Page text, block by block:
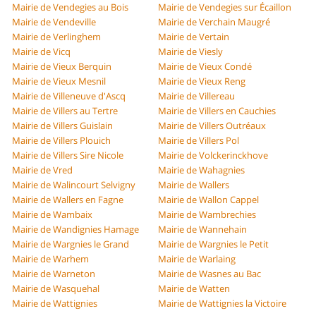
Mairie de Vendegies au Bois
Mairie de Vendegies sur Écaillon
Mairie de Vendeville
Mairie de Verchain Maugré
Mairie de Verlinghem
Mairie de Vertain
Mairie de Vicq
Mairie de Viesly
Mairie de Vieux Berquin
Mairie de Vieux Condé
Mairie de Vieux Mesnil
Mairie de Vieux Reng
Mairie de Villeneuve d'Ascq
Mairie de Villereau
Mairie de Villers au Tertre
Mairie de Villers en Cauchies
Mairie de Villers Guislain
Mairie de Villers Outréaux
Mairie de Villers Plouich
Mairie de Villers Pol
Mairie de Villers Sire Nicole
Mairie de Volckerinckhove
Mairie de Vred
Mairie de Wahagnies
Mairie de Walincourt Selvigny
Mairie de Wallers
Mairie de Wallers en Fagne
Mairie de Wallon Cappel
Mairie de Wambaix
Mairie de Wambrechies
Mairie de Wandignies Hamage
Mairie de Wannehain
Mairie de Wargnies le Grand
Mairie de Wargnies le Petit
Mairie de Warhem
Mairie de Warlaing
Mairie de Warneton
Mairie de Wasnes au Bac
Mairie de Wasquehal
Mairie de Watten
Mairie de Wattignies
Mairie de Wattignies la Victoire